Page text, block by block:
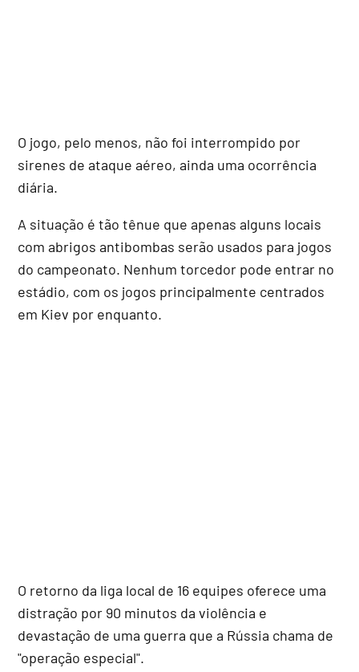
O jogo, pelo menos, não foi interrompido por
sirenes de ataque aéreo, ainda uma ocorrência
diária.
A situação é tão tênue que apenas alguns locais
com abrigos antibombas serão usados para jogos
do campeonato. Nenhum torcedor pode entrar no
estádio, com os jogos principalmente centrados
em Kiev por enquanto.
O retorno da liga local de 16 equipes oferece uma
distração por 90 minutos da violência e
devastação de uma guerra que a Rússia chama de
"operação especial".